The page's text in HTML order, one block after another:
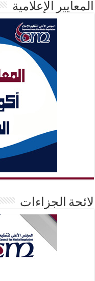
المعايير الإعلامية
لائحة الجزاءات